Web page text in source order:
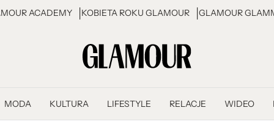
ACADEMY KOBIETA ROKU GLAMOUR GLAMOUR
MODA KULTURA LIFESTYLE RELACJE WIDEO